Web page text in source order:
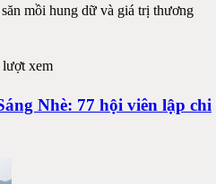
mồi hung dữ và giá trị thương
lượt xem
Nhè: 77 hội viên lập chi